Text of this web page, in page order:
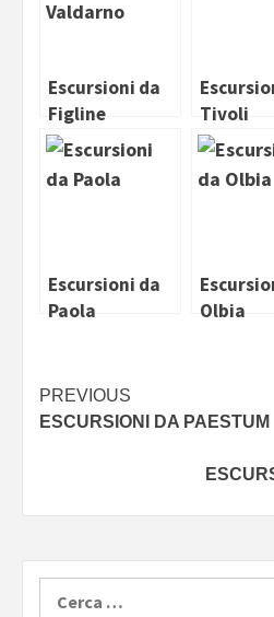
Escursioni da
Figline
Valdarno
Tivoli
Escursioni da
Paola
Olbia
Continue
Reading
PREVIOUS
ESCURSIONI DA PAESTUM